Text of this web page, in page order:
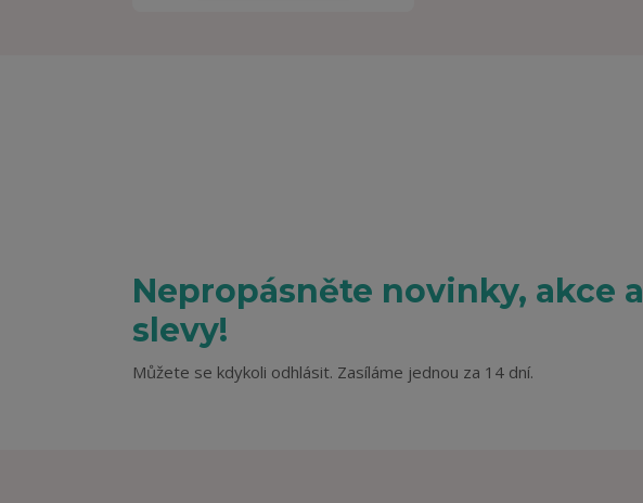
Nepropásněte novinky, akce a
slevy!
Můžete se kdykoli odhlásit. Zasíláme jednou za 14 dní.